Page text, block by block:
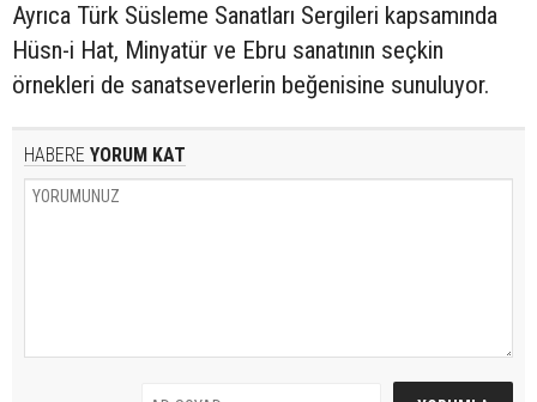
Ayrıca Türk Süsleme Sanatları Sergileri kapsamında
Hüsn-i Hat, Minyatür ve Ebru sanatının seçkin
örnekleri de sanatseverlerin beğenisine sunuluyor.
HABERE YORUM KAT